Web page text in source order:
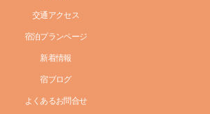
交通アクセス
宿泊プランページ
新着情報
宿ブログ
よくあるお問合せ